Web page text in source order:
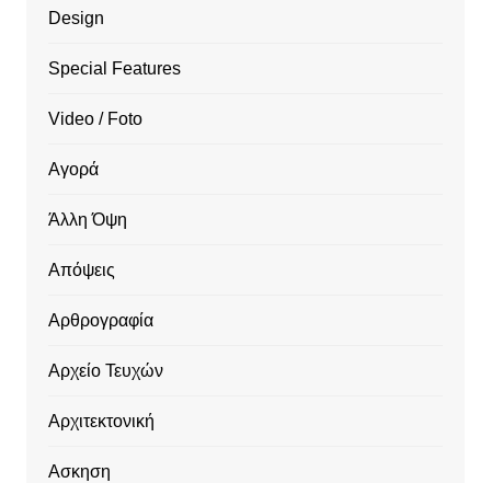
Design
Special Features
Video / Foto
Αγορά
Άλλη Όψη
Απόψεις
Αρθρογραφία
Αρχείο Τευχών
Αρχιτεκτονική
Ασκηση